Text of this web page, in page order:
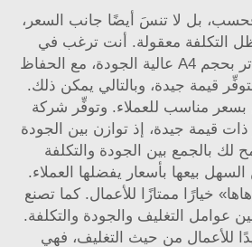
بل لا تنسَ أيضًا جانب السعر،
التكلفة معقولة. أنت ترغب في
العطاء. ابحث عن دفاتر بحجم A4 عالية الجودة، مع الحفاظ
قيمة جيدة، وبالتالي يمكن ذلك.
بسعر مناسب للعملاء. وتوفِّر شركة
ذات قيمة جيدة، إذ توازن بين الجودة
لك بالجمع بين الجودة والتكلفة
بيعها بأسعار يفضلها العملاء.
خيارًا ممتازًا للأعمال. كما تصنع
عوامل التغليف والجودة والتكلفة.
للأعمال من حيث التغليف، فهي